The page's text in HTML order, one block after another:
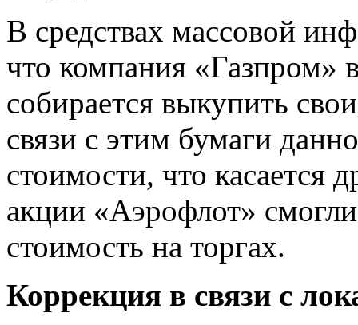
В средствах массовой
что компания
собирается выкупить
связи с этим бумаги
стоимости, что касается
акции «Аэрофлот»
стоимость на торгах.
Коррекция в связи с